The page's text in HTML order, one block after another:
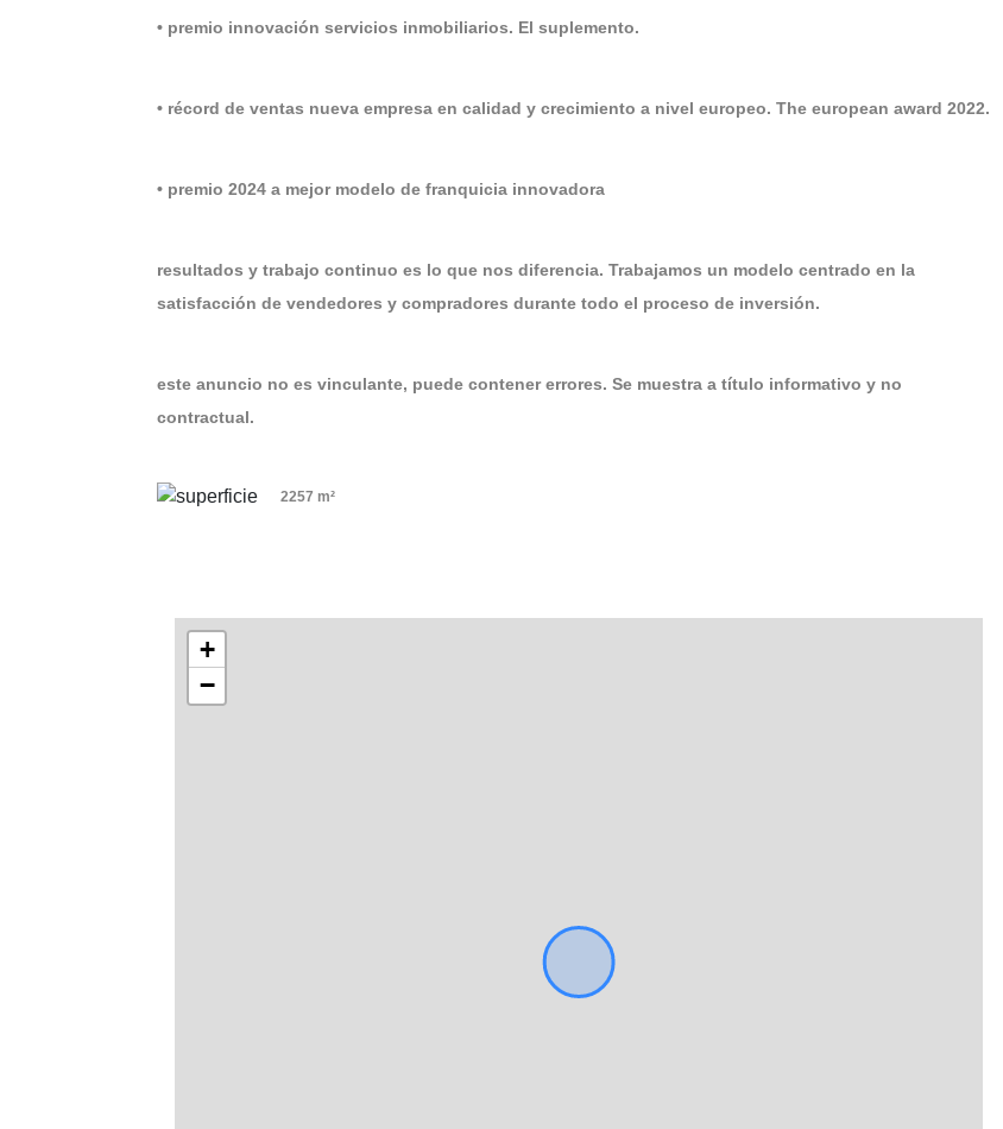
• premio innovación servicios inmobiliarios. El suplemento.
• récord de ventas nueva empresa en calidad y crecimiento a nivel europeo. The european award 2022.
• premio 2024 a mejor modelo de franquicia innovadora
resultados y trabajo continuo es lo que nos diferencia. Trabajamos un modelo centrado en la
satisfacción de vendedores y compradores durante todo el proceso de inversión.
este anuncio no es vinculante, puede contener errores. Se muestra a título informativo y no
contractual.
2257 m²
+
−